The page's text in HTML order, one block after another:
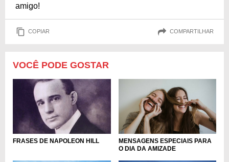
amigo!
COPIAR COMPARTILHAR
VOCÊ PODE GOSTAR
FRASES DE NAPOLEON HILL
MENSAGENS ESPECIAIS PARA
O DIA DA AMIZADE